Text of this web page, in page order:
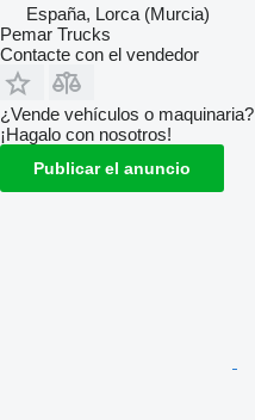
España, Lorca (Murcia)
Pemar Trucks
Contacte con el vendedor
¿Vende vehículos o maquinaria?
¡Hagalo con nosotros!
Publicar el anuncio